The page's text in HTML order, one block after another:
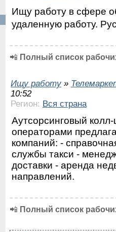
Ищу работу в сфере
удаленную работу.
📲 Полный список
Ищу работу »
10:52
Регион: Вся страна
Аутсорсинговый
операторами
компаний: -
службы такси -
доставки - аренда
направлений.
📲 Полный список